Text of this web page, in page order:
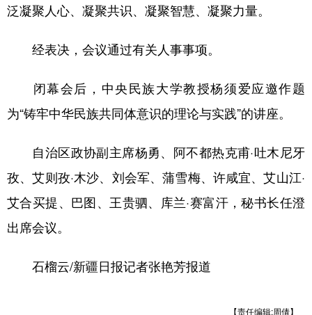
泛凝聚人心、凝聚共识、凝聚智慧、凝聚力量。
经表决，会议通过有关人事事项。
闭幕会后，中央民族大学教授杨须爱应邀作题
为“铸牢中华民族共同体意识的理论与实践”的讲座。
自治区政协副主席杨勇、阿不都热克甫·吐木尼牙
孜、艾则孜·木沙、刘会军、蒲雪梅、许咸宜、艾山江·
艾合买提、巴图、王贵驷、库兰·赛富汗，秘书长任澄
出席会议。
石榴云/新疆日报记者张艳芳报道
【责任编辑:周倩】